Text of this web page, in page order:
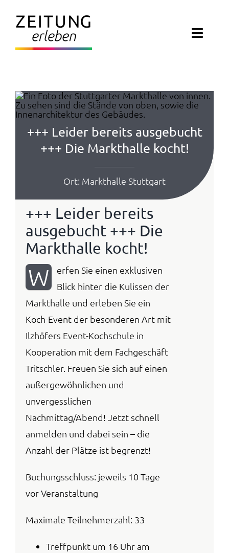
Inhalt
springen
VERANSTALTUNGEN
ABO EXKLUSIV
NEWSLETTER
KONTAKT
Anmelden / Registrieren
+++ Leider bereits ausgebucht
+++ Die Markthalle kocht!
Ort: Markthalle Stuttgart
+++ Leider bereits
ausgebucht +++ Die
Markthalle kocht!
W
erfen Sie einen exklusiven
Blick hinter die Kulissen der
Markthalle und erleben Sie ein
Koch-Event der besonderen Art mit
Ilzhöfers Event-Kochschule in
Kooperation mit dem Fachgeschäft
Tritschler. Freuen Sie sich auf einen
außergewöhnlichen und
unvergesslichen
Nachmittag/Abend! Jetzt schnell
anmelden und dabei sein – die
Anzahl der Plätze ist begrenzt!
Buchungsschluss: jeweils 10 Tage
vor Veranstaltung
Maximale Teilnehmerzahl: 33
Treffpunkt um 16 Uhr am